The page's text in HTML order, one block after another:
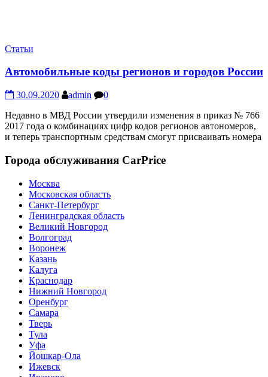
Статьи
Автомобильные коды регионов и городов России
30.09.2020 admin
0
Недавно в МВД России утвердили изменения в приказ № 766
2017 года о комбинациях цифр кодов регионов автономеров,
и теперь транспортным средствам смогут присваивать номера
Города обслуживания CarPrice
Москва
Московская область
Санкт-Петербург
Ленинградская область
Великий Новгород
Волгоград
Воронеж
Казань
Калуга
Краснодар
Нижний Новгород
Оренбург
Самара
Тверь
Тула
Уфа
Йошкар-Ола
Ижевск